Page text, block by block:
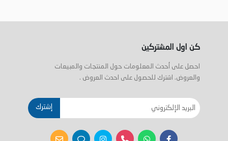
كن اول المشتركين
احصل على أحدث المعلومات حول المنتجات والمبيعات
والعروض. اشترك للحصول على احدث العروض .
إشترك